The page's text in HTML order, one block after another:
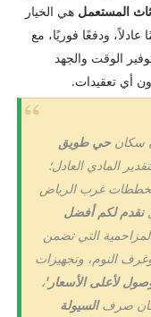
المستعمل هي الخيار
ودفعًا فوريًا، مع
الوقت والجهد
أي تعقيدات.
سكان حي طويق
المادي العادل؛
مخططات غرب الرياض
نقدم لكم أفضل
التي تضمن
النوم، وتجهيزات
لأعلى الأسعار'،
صرفالسيولة